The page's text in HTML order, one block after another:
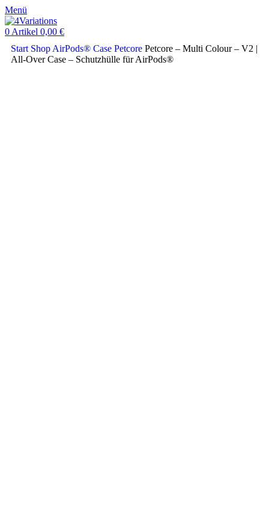
Menü
0 Artikel 0,00 €
Start Shop AirPods® Case Petcore Petcore – Multi Colour – V2 |
All-Over Case – Schutzhülle für AirPods®